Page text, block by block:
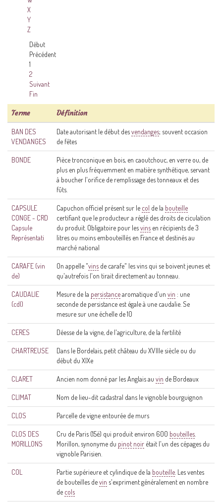
X
Y
Z
Début
Précédent
1
2
Suivant
Fin
Terme Définition
BAN DES
VENDANGES
Date autorisant le début desvendanges; souvent occasion
de fêtes
BONDE
Pièce tronconique en bois, en caoutchouc, en verre ou, de
plus en plus fréquemment en matière synthétique, servant
à boucher l'orifice de remplissage des tonneaux et des
fûts.
CAPSULE
CONGE - CRD
Capsule
Représentati
Capuchon officiel présent sur le col de la bouteille
certifiant que le producteur a réglé des droits de ciculation
du produit. Obligatoire pour lesvins en récipients de 3
litres ou moins embouteillés en France et destinés au
marché national
CARAFE (vin
de)
On appelle "vins de carafe" les vins qui se boivent jeunes et
qu'autrefois l'on tirait directement au tonneau.
CAUDALIE
(cdl)
Mesure de la persistancearomatique d'un vin : une
seconde de persistance est égale à une caudalie. Se
mesure sur une échelle de 10
CERES Déesse de la vigne, de l'agriculture, de la fertilité
CHARTREUSE
Dans le Bordelais, petit château du XVIIIe siècle ou du
début du XIXe
CLARET Ancien nom donné par les Anglais au vin de Bordeaux
CLIMAT Nom de lieu-dit cadastral dans le vignoble bourguignon
CLOS Parcelle de vigne entourée de murs
CLOS DES
MORILLONS
Cru de Paris (15è) qui produit environ 600 bouteilles
Morillon, synonyme du pinot noir était l'un des cépages du
vignoble Parisien.
COL Partie supérieure et cylindique de la bouteille . Les ventes
de bouteilles devin s'expriment généralement en nombre
de cols